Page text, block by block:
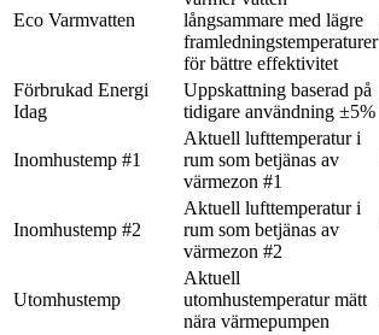
Eco Varmvatten
långsammare med lägre
framledningstemperaturer
för bättre effektivitet
Förbrukad Energi
Idag
Uppskattning baserad på
tidigare användning ±5%
Inomhustemp #1
Aktuell lufttemperatur i
rum som betjänas av
värmezon #1
Inomhustemp #2
Aktuell lufttemperatur i
rum som betjänas av
värmezon #2
Utomhustemp
Aktuell
utomhustemperatur mätt
nära värmepumpen